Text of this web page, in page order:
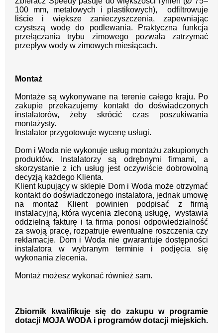
100 mm, metalowych i plastikowych), odfiltrowuje
liście i większe zanieczyszczenia, zapewniając
czystszą wodę do podlewania. Praktyczna funkcja
przełączania trybu zimowego pozwala zatrzymać
przepływ wody w zimowych miesiącach.
Montaż
Montaże są wykonywane na terenie całego kraju. Po
zakupie przekazujemy kontakt do doświadczonych
instalatorów, żeby skrócić czas poszukiwania
montażysty.
Instalator przygotowuje wycenę usługi.
Dom i Woda nie wykonuje usług montażu zakupionych
produktów. Instalatorzy są odrębnymi firmami, a
skorzystanie z ich usług jest oczywiście dobrowolną
decyzją każdego Klienta.
Klient kupujący w sklepie Dom i Woda może otrzymać
kontakt do doświadczonego instalatora, jednak umowę
na montaż Klient powinien podpisać z firmą
instalacyjną, która wycenia zleconą usługę, wystawia
oddzielną fakturę i ta firma ponosi odpowiedzialność
za swoją pracę, rozpatruje ewentualne roszczenia czy
reklamacje. Dom i Woda nie gwarantuje dostępności
instalatora w wybranym terminie i podjęcia się
wykonania zlecenia.
Montaż możesz wykonać również sam.
Zbiornik kwalifikuje się do zakupu w programie
dotacji MOJA WODA i programów dotacji miejskich.